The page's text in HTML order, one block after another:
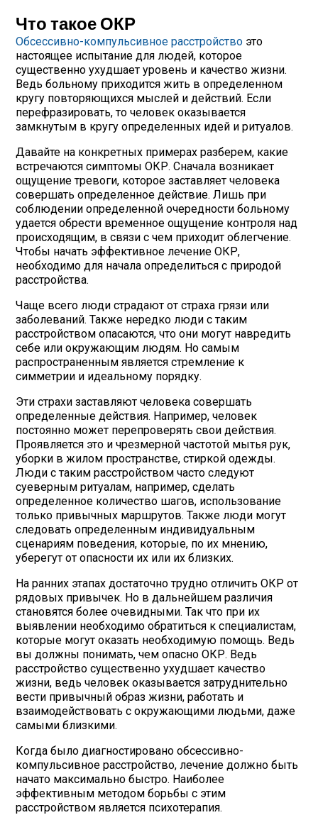
Что такое ОКР
Обсессивно-компульсивное расстройство это
настоящее испытание для людей, которое
существенно ухудшает уровень и качество жизни.
Ведь больному приходится жить в определенном
кругу повторяющихся мыслей и действий. Если
перефразировать, то человек оказывается
замкнутым в кругу определенных идей и ритуалов.
Давайте на конкретных примерах разберем, какие
встречаются симптомы ОКР. Сначала возникает
ощущение тревоги, которое заставляет человека
совершать определенное действие. Лишь при
соблюдении определенной очередности больному
удается обрести временное ощущение контроля над
происходящим, в связи с чем приходит облегчение.
Чтобы начать эффективное лечение ОКР,
необходимо для начала определиться с природой
расстройства.
Чаще всего люди страдают от страха грязи или
заболеваний. Также нередко люди с таким
расстройством опасаются, что они могут навредить
себе или окружающим людям. Но самым
распространенным является стремление к
симметрии и идеальному порядку.
Эти страхи заставляют человека совершать
определенные действия. Например, человек
постоянно может перепроверять свои действия.
Проявляется это и чрезмерной частотой мытья рук,
уборки в жилом пространстве, стиркой одежды.
Люди с таким расстройством часто следуют
суеверным ритуалам, например, сделать
определенное количество шагов, использование
только привычных маршрутов. Также люди могут
следовать определенным индивидуальным
сценариям поведения, которые, по их мнению,
уберегут от опасности их или их близких.
На ранних этапах достаточно трудно отличить ОКР от
рядовых привычек. Но в дальнейшем различия
становятся более очевидными. Так что при их
выявлении необходимо обратиться к специалистам,
которые могут оказать необходимую помощь. Ведь
вы должны понимать, чем опасно ОКР. Ведь
расстройство существенно ухудшает качество
жизни, ведь человек оказывается затруднительно
вести привычный образ жизни, работать и
взаимодействовать с окружающими людьми, даже
самыми близкими.
Когда было диагностировано обсессивно-
компульсивное расстройство, лечение должно быть
начато максимально быстро. Наиболее
эффективным методом борьбы с этим
расстройством является психотерапия.